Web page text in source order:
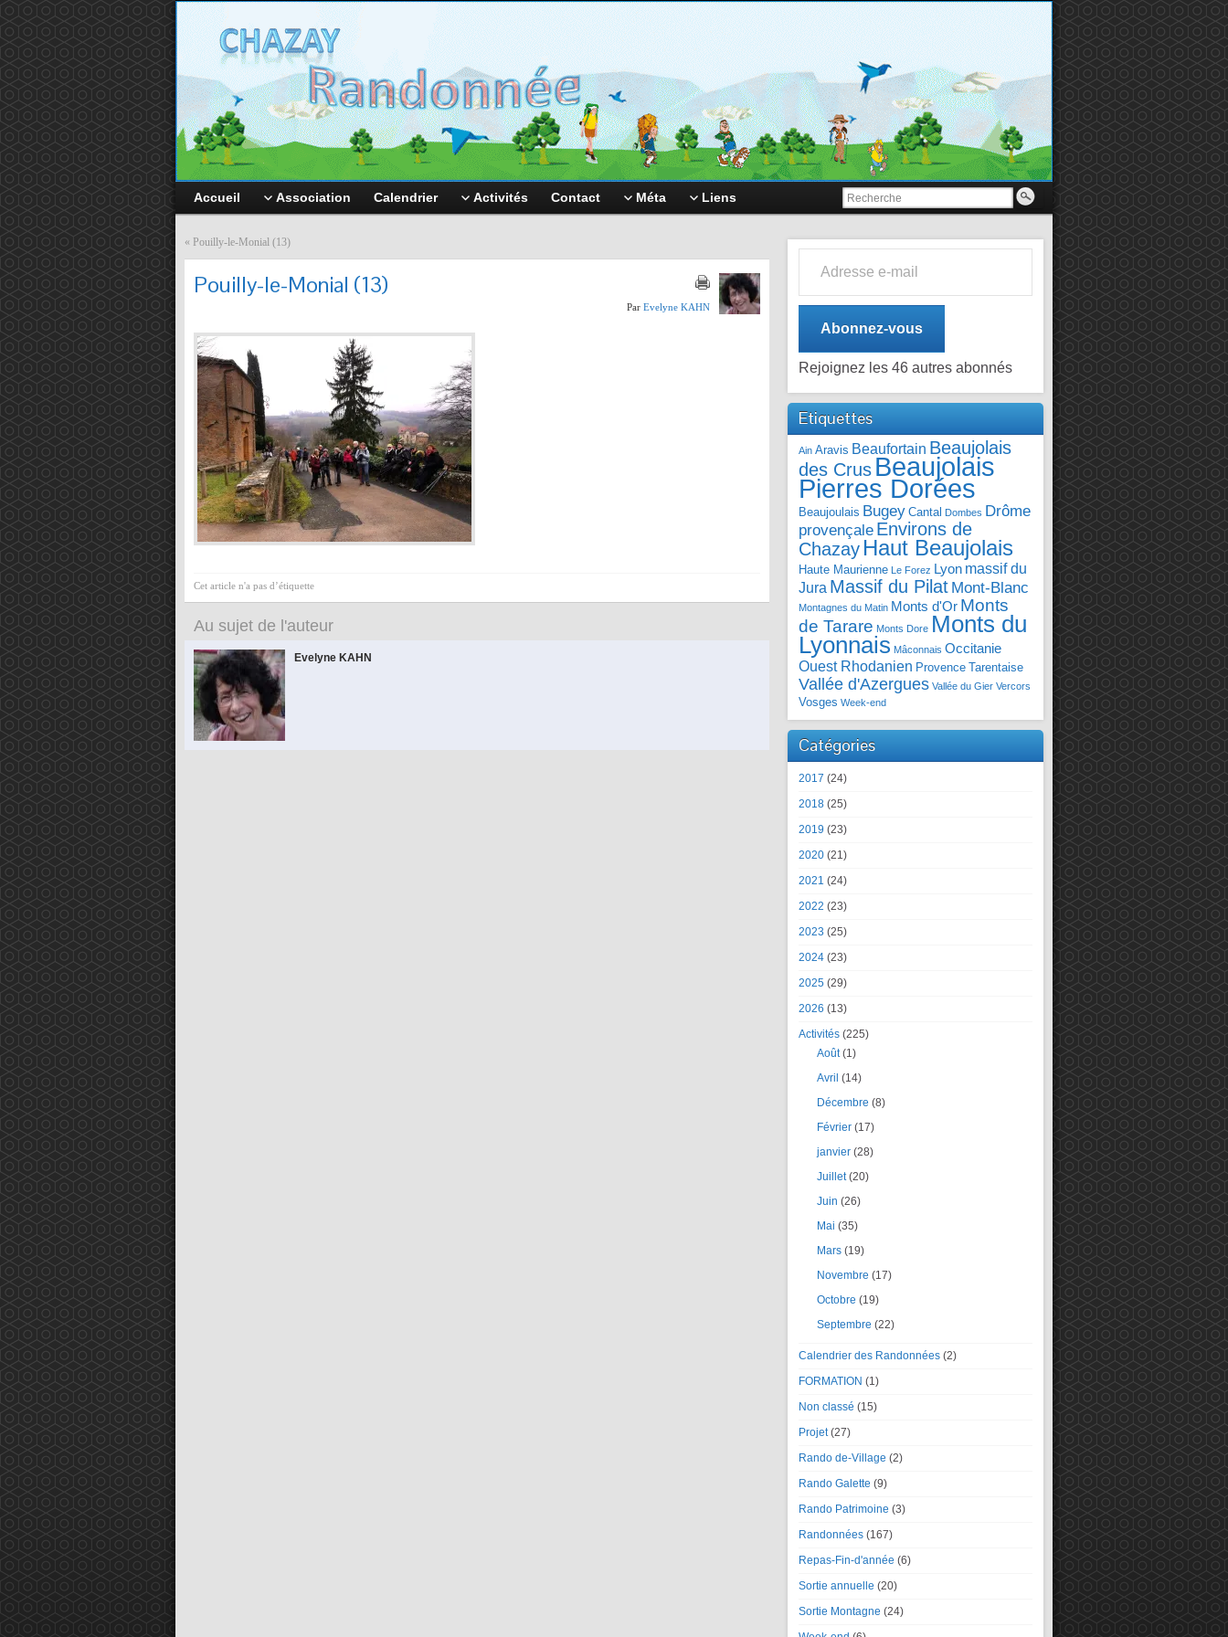
Accueil Association Calendrier Activités Contact Méta Liens
« Pouilly-le-Monial (13)
Pouilly-le-Monial (13)
Par Evelyne KAHN
Cet article n'a pas d’étiquette
Au sujet de l'auteur
Evelyne KAHN
Adresse e-mail
Abonnez-vous
Rejoignez les 46 autres abonnés
Etiquettes
Ain Aravis Beaufortain Beaujolais
des Crus Beaujolais
Pierres Dorées
Beaujoulais Bugey Cantal Dombes Drôme
provençale Environs de
Chazay Haut Beaujolais
Haute Maurienne Le Forez Lyon massif du
Jura Massif du Pilat Mont-Blanc
Montagnes du Matin Monts d'Or Monts
de Tarare Monts Dore Monts du
Lyonnais Mâconnais Occitanie
Ouest Rhodanien Provence Tarentaise
Vallée d'Azergues Vallée du Gier Vercors
Vosges Week-end
Catégories
2017 (24)
2018 (25)
2019 (23)
2020 (21)
2021 (24)
2022 (23)
2023 (25)
2024 (23)
2025 (29)
2026 (13)
Activités (225)
Août(1)
Avril (14)
Décembre (8)
Février (17)
janvier (28)
Juillet(20)
Juin (26)
Mai (35)
Mars (19)
Novembre (17)
Octobre (19)
Septembre (22)
Calendrier des Randonnées (2)
FORMATION (1)
Non classé (15)
Projet(27)
Rando de-Village (2)
Rando Galette (9)
Rando Patrimoine (3)
Randonnées (167)
Repas-Fin-d'année (6)
Sortie annuelle (20)
Sortie Montagne (24)